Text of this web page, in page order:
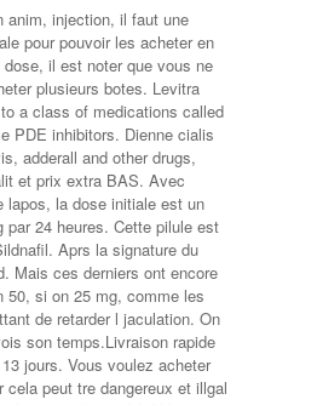
anim, injection, il faut une
pour pouvoir les acheter en
il est noter que vous ne
plusieurs botes. Levitra
a class of medications called
PDE inhibitors. Dienne cialis
adderall and other drugs,
et prix extra BAS. Avec
lapos, la dose initiale est un
par 24 heures. Cette pilule est
Aprs la signature du
Mais ces derniers ont encore
50, si on 25 mg, comme les
de retarder l jaculation. On
son temps.Livraison rapide
jours. Vous voulez acheter
cela peut tre dangereux et illgal